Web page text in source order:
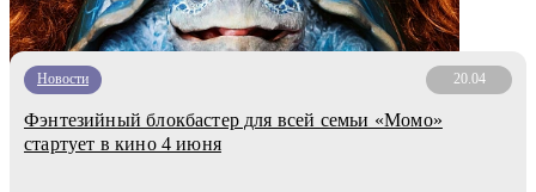
Новости 20.04
Фэнтезийный блокбастер для всей семьи «Момо»
стартует в кино 4 июня